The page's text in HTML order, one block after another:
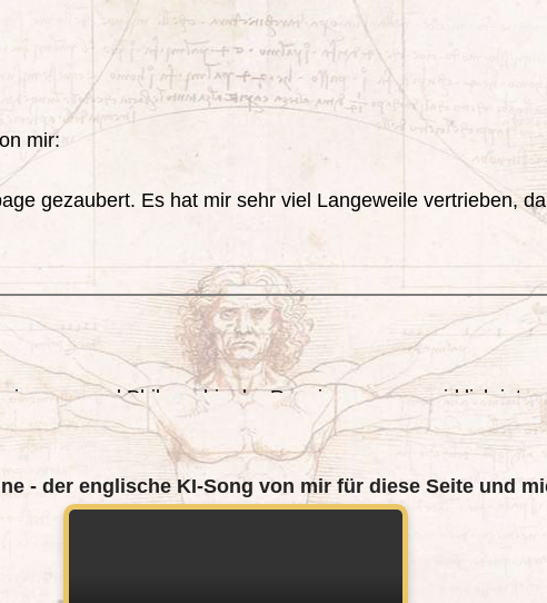
- der englische KI-Song von mir für diese Seite und